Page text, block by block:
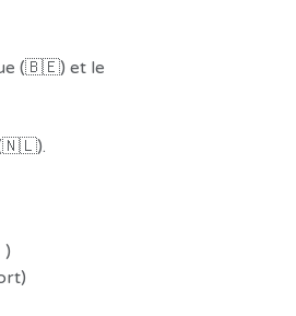
(🇧🇪) et le
(🇳🇱).
)